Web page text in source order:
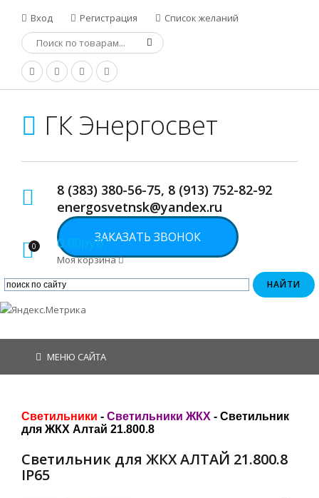
Вход Регистрация Список желаний
ГК Энергосвет
8 (383) 380-56-75, 8 (913) 752-82-92
energosvetnsk@yandex.ru
ЗАКАЗАТЬ ЗВОНОК
0 0.00руб.
Моя корзина
МЕНЮ САЙТА
Светильники - Светильники ЖКХ - Светильник
для ЖКХ Алтай 21.800.8
Светильник для ЖКХ АЛТАЙ 21.800.8
IP65